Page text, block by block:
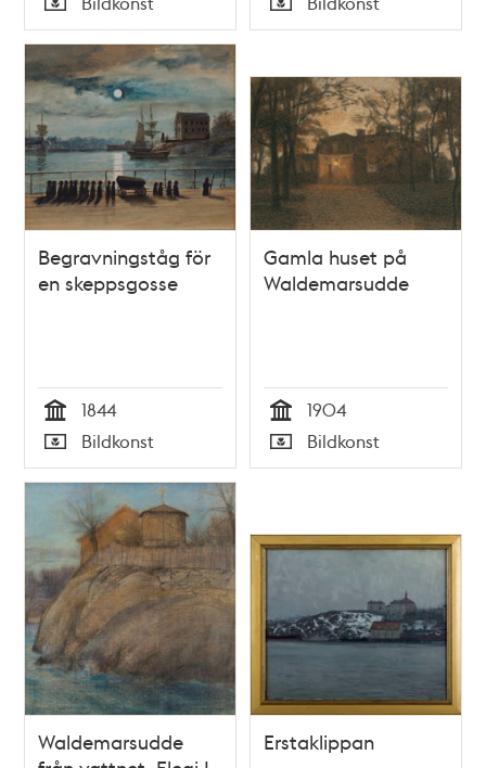
Typ Typ
Begravningståg för
en skeppsgosse
Tid
1844
Typ
Bildkonst
Gamla huset på
Waldemarsudde
Tid
1904
Typ
Bildkonst
Waldemarsudde
Erstaklippan